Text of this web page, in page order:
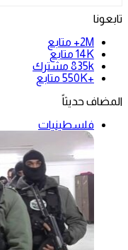
تابعونا
2M+
متابع
14K متابع
835k مشترك
+550K
متابع
المضاف حديثاً
فلسطينيات